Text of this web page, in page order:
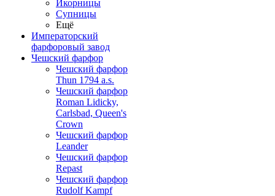
Икорницы
Супницы
Ещё
Императорский
фарфоровый завод
Чешский фарфор
Чешский фарфор
Thun 1794 a.s.
Чешский фарфор
Roman Lidicky,
Carlsbad, Queen's
Crown
Чешский фарфор
Leander
Чешский фарфор
Repast
Чешский фарфор
Rudolf Kampf